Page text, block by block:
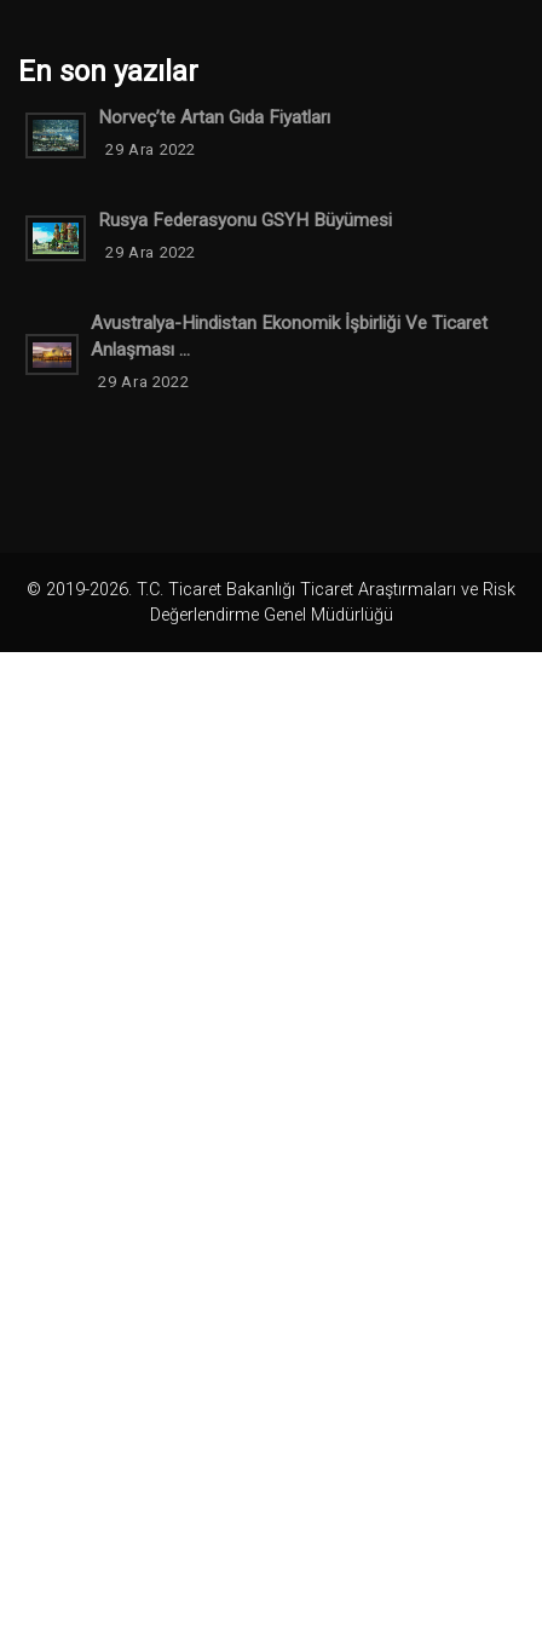
En son yazılar
Norveç’te Artan Gıda Fiyatları
29 Ara 2022
Rusya Federasyonu GSYH Büyümesi
29 Ara 2022
Avustralya-Hindistan Ekonomik İşbirliği Ve Ticaret
Anlaşması ...
29 Ara 2022
© 2019-2026. T.C. Ticaret Bakanlığı Ticaret Araştırmaları ve Risk
Değerlendirme Genel Müdürlüğü